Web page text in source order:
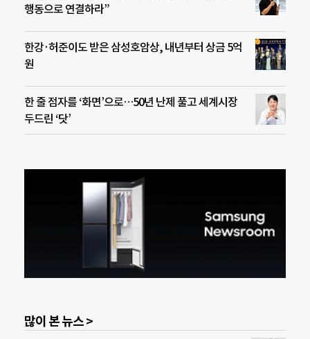
행동으로 연결하라”
한강·허준이도 받은 삼성호암상, 내년부터 상금 5억
원
한 줄 점자를 ‘화면’으로…50년 난제 풀고 세계시장
두드린 ‘닷’
많이 본 뉴스 >